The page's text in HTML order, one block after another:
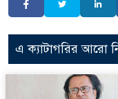
এ ক্যাটাগরির আরো